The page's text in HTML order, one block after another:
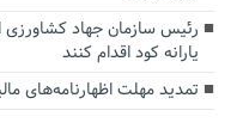
رئیس سازمان جهاد کشاورزی
یارانه کود اقدام کنند
تمدید مهلت اظهارنامه‌های مالیاتی سال ۱۴۰۴ تا